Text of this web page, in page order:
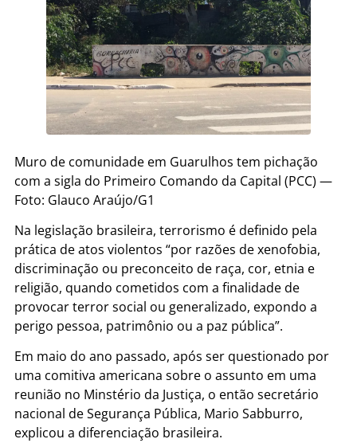
Muro de comunidade em Guarulhos tem pichação
com a sigla do Primeiro Comando da Capital (PCC) —
Foto: Glauco Araújo/G1
Na legislação brasileira, terrorismo é definido pela
prática de atos violentos “por razões de xenofobia,
discriminação ou preconceito de raça, cor, etnia e
religião, quando cometidos com a finalidade de
provocar terror social ou generalizado, expondo a
perigo pessoa, patrimônio ou a paz pública”.
Em maio do ano passado, após ser questionado por
uma comitiva americana sobre o assunto em uma
reunião no Minstério da Justiça, o então secretário
nacional de Segurança Pública, Mario Sabburro,
explicou a diferenciação brasileira.